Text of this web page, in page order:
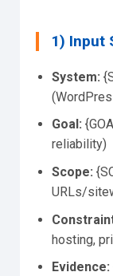
1) Input
System:
Goal:
reliability)
Scope:
URLs/
hosting,
Evidence: